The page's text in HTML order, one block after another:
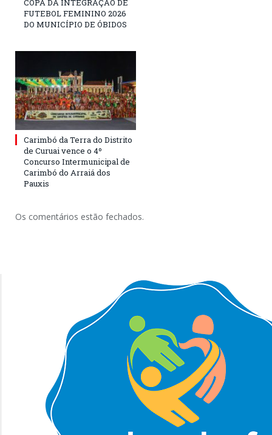
COPA DA INTEGRAÇÃO DE
FUTEBOL FEMININO 2026
DO MUNICÍPIO DE ÓBIDOS
Carimbó da Terra do Distrito
de Curuai vence o 4º
Concurso Intermunicipal de
Carimbó do Arraiá dos
Pauxis
Os comentários estão fechados.